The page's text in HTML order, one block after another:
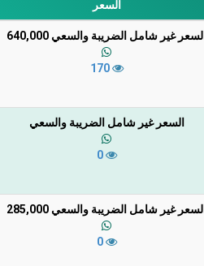
السعر
السعر غير شامل الضريبة والسعي 640,000
170
السعر غير شامل الضريبة والسعي
0
السعر غير شامل الضريبة والسعي 285,000
0